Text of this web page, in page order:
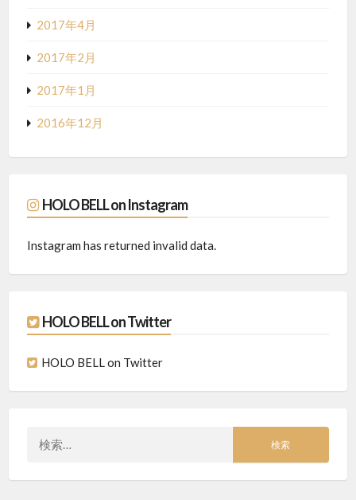
2017年4月
2017年2月
2017年1月
2016年12月
HOLO BELL on Instagram
Instagram has returned invalid data.
HOLO BELL on Twitter
HOLO BELL on Twitter